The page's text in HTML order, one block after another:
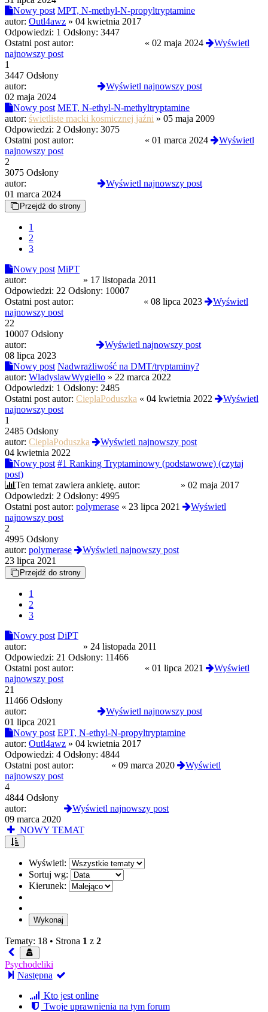
Nowy post MPT, N-methyl-N-propyltryptamine
autor: Outl4awz » 04 kwietnia 2017
Odpowiedzi: 1 Odsłony: 3447
Ostatni post autor:
« 02 maja 2024
Wyświetl
najnowszy post
1
3447 Odsłony
autor:
Wyświetl najnowszy post
02 maja 2024
Nowy post MET, N-ethyl-N-methyltryptamine
autor: świetliste macki kosmicznej jaźni » 05 maja 2009
Odpowiedzi: 2 Odsłony: 3075
Ostatni post autor:
« 01 marca 2024
Wyświetl
najnowszy post
2
3075 Odsłony
autor:
Wyświetl najnowszy post
01 marca 2024
Przejdź do strony
1
2
3
Nowy post MiPT
autor:
» 17 listopada 2011
Odpowiedzi: 22 Odsłony: 10007
Ostatni post autor:
« 08 lipca 2023
Wyświetl
najnowszy post
22
10007 Odsłony
autor:
Wyświetl najnowszy post
08 lipca 2023
Nowy post Nadwrażliwość na DMT/tryptaminy?
autor: WladyslawWygiello » 22 marca 2022
Odpowiedzi: 1 Odsłony: 2485
Ostatni post autor: CieplaPoduszka « 04 kwietnia 2022
Wyświetl
najnowszy post
1
2485 Odsłony
autor: CieplaPoduszka
Wyświetl najnowszy post
04 kwietnia 2022
Nowy post #1 Ranking Tryptaminowy (podstawowe) (czytaj
post)
Ten temat zawiera ankietę. autor: » 02 maja 2017
Odpowiedzi: 2 Odsłony: 4995
Ostatni post autor: polymerase « 23 lipca 2021
Wyświetl
najnowszy post
2
4995 Odsłony
autor: polymerase
Wyświetl najnowszy post
23 lipca 2021
Przejdź do strony
1
2
3
Nowy post DiPT
autor:
» 24 listopada 2011
Odpowiedzi: 21 Odsłony: 11466
Ostatni post autor:
« 01 lipca 2021
Wyświetl
najnowszy post
21
11466 Odsłony
autor:
Wyświetl najnowszy post
01 lipca 2021
Nowy post EPT, N-ethyl-N-propyltryptamine
autor: Outl4awz » 04 kwietnia 2017
Odpowiedzi: 4 Odsłony: 4844
Ostatni post autor:
« 09 marca 2020
Wyświetl
najnowszy post
4
4844 Odsłony
autor:
Wyświetl najnowszy post
09 marca 2020
NOWY TEMAT
Wyświetl:
Sortuj wg:
Kierunek:
Tematy: 18 • Strona 1 z 2
Psychodeliki
Następna
Kto jest online
Twoje uprawnienia na tym forum